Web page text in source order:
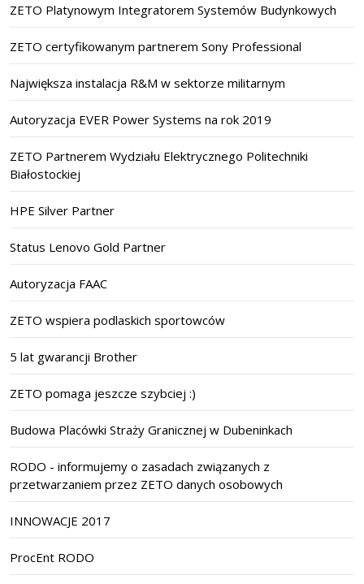
ZETO Platynowym Integratorem Systemów Budynkowych
ZETO certyfikowanym partnerem Sony Professional
Największa instalacja R&M w sektorze militarnym
Autoryzacja EVER Power Systems na rok 2019
ZETO Partnerem Wydziału Elektrycznego Politechniki
Białostockiej
HPE Silver Partner
Status Lenovo Gold Partner
Autoryzacja FAAC
ZETO wspiera podlaskich sportowców
5 lat gwarancji Brother
ZETO pomaga jeszcze szybciej :)
Budowa Placówki Straży Granicznej w Dubeninkach
RODO - informujemy o zasadach związanych z
przetwarzaniem przez ZETO danych osobowych
INNOWACJE 2017
ProcEnt RODO